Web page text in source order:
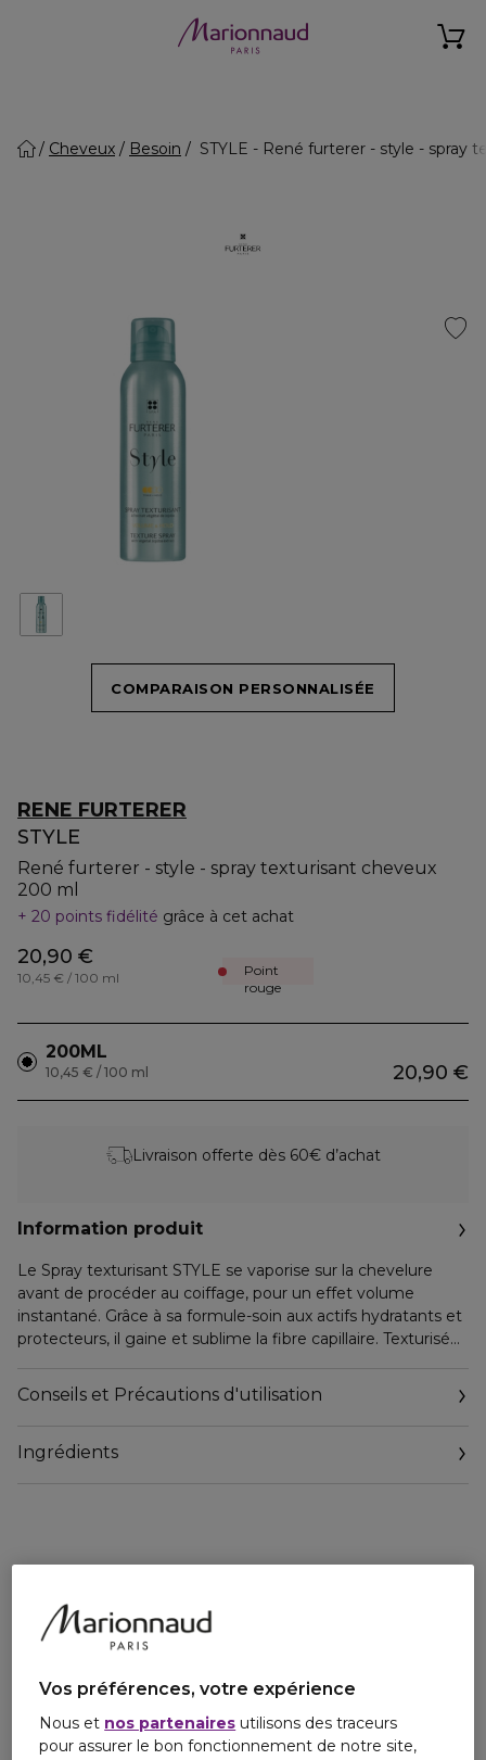
Cheveux Besoin STYLE - René furterer - style - spray
COMPARAISON PERSONNALISÉE
RENE FURTERER
STYLE
René furterer - style - spray texturisant cheveux
200 ml
20 points fidélité grâce à cet achat
20,90 €
10,45 € / 100 ml
Point
rouge
200ML
20,90 €
10,45 € / 100 ml
Livraison offerte dès 60€ d’achat
Information produit
Le Spray texturisant STYLE se vaporise sur la chevelure
avant de procéder au coiffage, pour un effet volume
instantané. Grâce à sa formule-soin aux actifs hydratants et
protecteurs, il gaine et sublime la fibre capillaire. Texturisée
et les coiffures sont structurées durablement. Toucher sec.
Sans silicone.
Conseils et Précautions d'utilisation
Ingrédients
Vos préférences, votre expérience
Nous et nos partenaires utilisons des traceurs
pour assurer le bon fonctionnement de notre site,